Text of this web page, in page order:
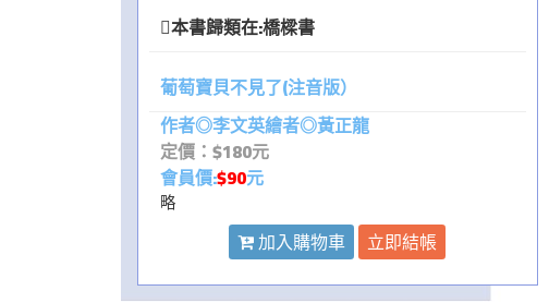
本書歸類在:橋樑書
葡萄寶貝不見了(注音版）
作者◎李文英繪者◎黃正龍
定價：$180元
會員價:$90元
略
加入購物車 立即結帳